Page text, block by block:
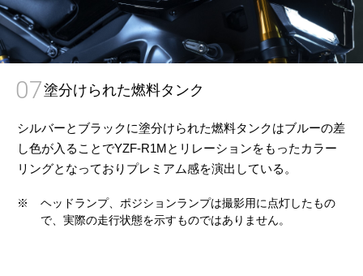
07塗分けられた燃料タンク
シルバーとブラックに塗分けられた燃料タンクはブルーの差
し色が入ることでYZF-R1Mとリレーションをもったカラー
リングとなっておりプレミアム感を演出している。
※
ヘッドランプ、ポジションランプは撮影用に点灯したもの
で、実際の走行状態を示すものではありません。